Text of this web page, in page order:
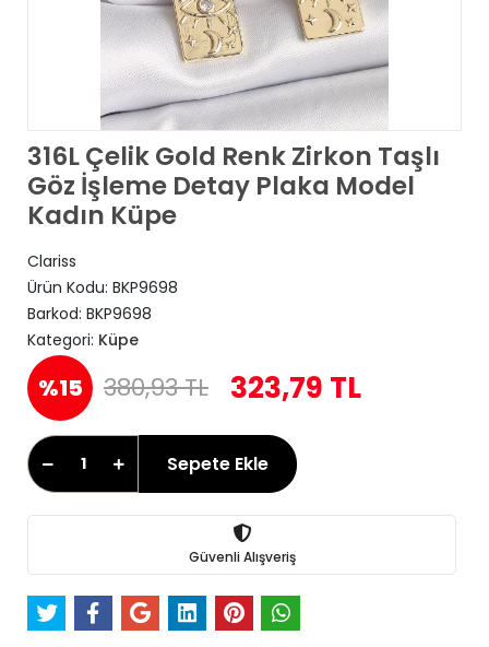
316L Çelik Gold Renk Zirkon Taşlı
Göz İşleme Detay Plaka Model
Kadın Küpe
Clariss
Ürün Kodu: BKP9698
Barkod: BKP9698
Kategori: Küpe
%15 380,93 TL 323,79 TL
Sepete Ekle
Güvenli Alışveriş